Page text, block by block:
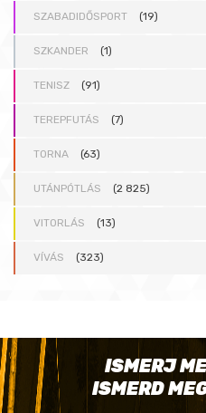
SZABADIDŐSPORT (19)
SZKANDER (1)
TENISZ (91)
TEREPFUTÁS (7)
TORNA (63)
UTÁNPÓTLÁS (2 825)
VITORLÁS (13)
VÍVÁS (323)
ISMERJ
ISMERD